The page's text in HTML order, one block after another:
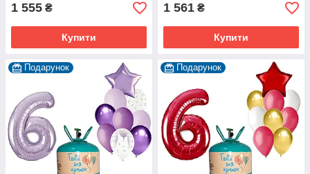
1 555 ₴
Купити
1 561 ₴
Купити
Подарунок Подарунок